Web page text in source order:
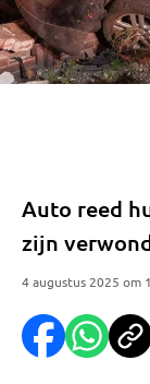
Auto reed
zijn
4 augustus 2025 om